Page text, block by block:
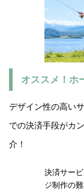
オススメ！ホ
デザイン性の高い
での決済手段がカ
介！
決済サー
ジ制作の